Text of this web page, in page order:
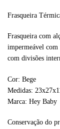
Frasqueira
Frasqueira com
impermeável
com divisões
Cor: Bege
Medidas:
Marca: Hey Baby
Conservação do